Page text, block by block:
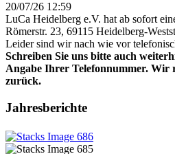
20/07/26 12:59
LuCa Heidelberg e.V. hat ab sofort
Römerstr. 23, 69115 Heidelberg-
Leider sind wir nach wie vor
Schreiben Sie uns bitte auch
Angabe Ihrer Telefonnummer. Wir
zurück.
Jahresberichte